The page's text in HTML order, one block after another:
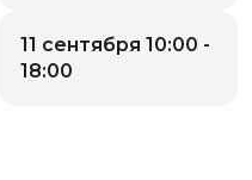
11 сентября 10:00 -
18:00